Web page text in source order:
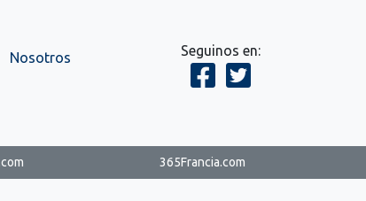
Nosotros Seguinos en:
365Francia.com